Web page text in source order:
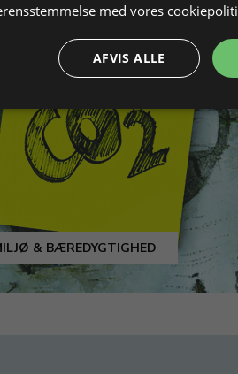
& BÆREDYGTIGHED
med vores
AFVIS ALLE